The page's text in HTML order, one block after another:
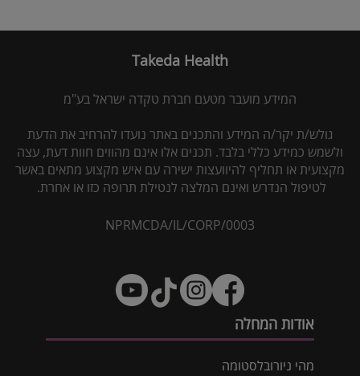
Takeda Health
המידע מועבר מטעם חברת טקדה ישראל בע"מ
גולש/ת יקר/ה המידע והתכנים באתר נועדו להרחיב את הדעת
ולשמש כמידע כללי בלבד. תכנים אלו אינם מהווים חוות דעת, עצה
מקצועית או תחליף להיוועצות ישירה עם איש מקצוע מתאים באשר
לטיפול הנדרש ואינם המלצה לנטילת תרופה כזו או אחרת.
NPRMCDA/IL/CORP/0003
אודות המחלה
מהי ניורובלסטומה